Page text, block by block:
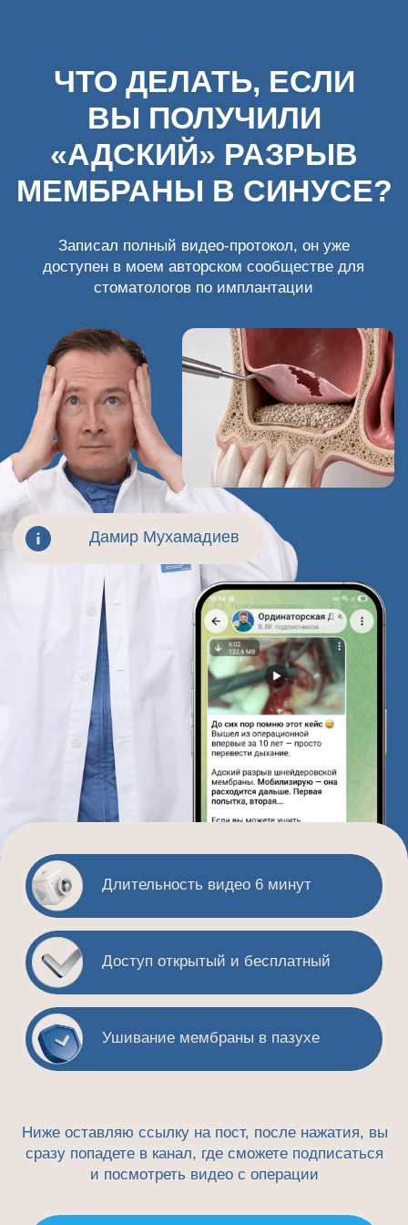
ВЫ ПОЛУЧИЛИ
«АДСКИЙ» РАЗРЫВ
МЕМБРАНЫ В СИНУСЕ?
Записал полный видео-протокол, он уже
доступен в моем авторском сообществе для
стоматологов по имплантации
Ниже оставляю ссылку на пост, после нажатия, вы
сразу попадете в канал, где сможете подписаться
ПОСМОТРЕТЬ В TELEGRAM
Дамир Мухамадиев
Доступ открытый и бесплатный
Ушивание мембраны в пазухе
Длительность видео 6 минут